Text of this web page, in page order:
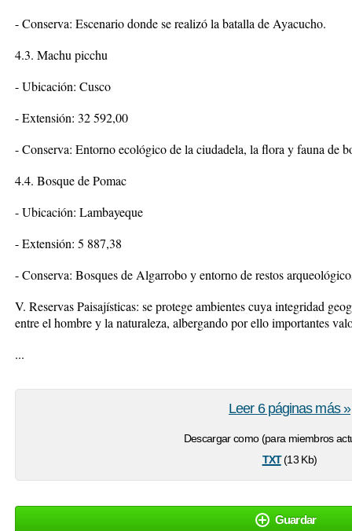
- Conserva: Escenario donde se realizó la batalla de Ayacucho.
4.3. Machu picchu
- Ubicación: Cusco
- Extensión: 32 592,00
- Conserva: Entorno ecológico de la ciudadela, la flora y fauna de
4.4. Bosque de Pomac
- Ubicación: Lambayeque
- Extensión: 5 887,38
- Conserva: Bosques de Algarrobo y entorno de restos
V. Reservas Paisajísticas: se protege ambientes cuya integridad
entre el hombre y la naturaleza, albergando por ello importantes
...
Descargar como (para miembros
txt(13 Kb)
Leer 6 páginas más »
Guardar